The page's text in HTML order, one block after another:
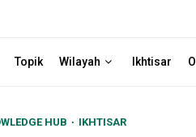
Topik Wilayah Ikhtisar
HUB IKHTISAR